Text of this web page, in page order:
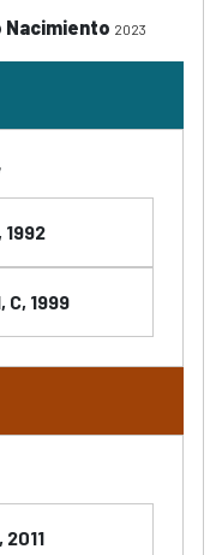
Nacimiento 2023
1992
C, 1999
2011